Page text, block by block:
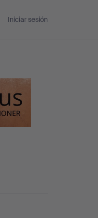
Iniciar sesión